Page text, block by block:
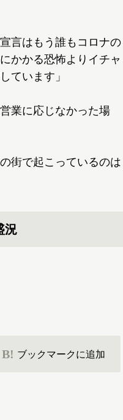
言はもう誰もコロナの
かかる恐怖よりイチャ
ています」
業に応じなかった場
街で起こっているのは
況
B! ブックマークに追加